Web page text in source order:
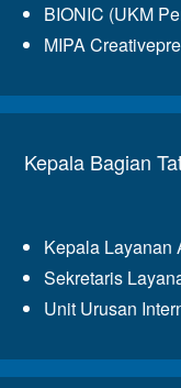
BIONIC (UKM
MIPA
Kepala Bagian
Kepala Layanan
Sekretaris
Unit Urusan